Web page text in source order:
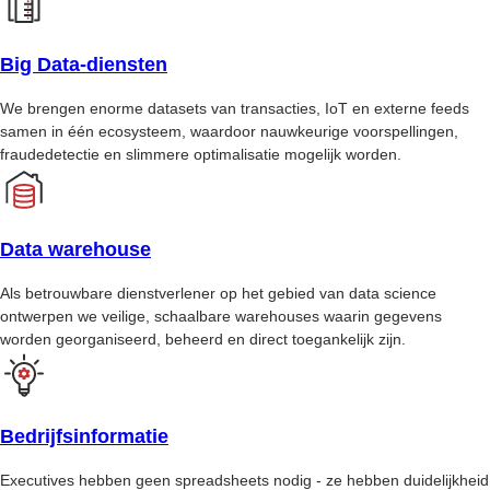
Big Data-diensten
We brengen enorme datasets van transacties, IoT en externe feeds
samen in één ecosysteem, waardoor nauwkeurige voorspellingen,
fraudedetectie en slimmere optimalisatie mogelijk worden.
Data warehouse
Als betrouwbare dienstverlener op het gebied van data science
ontwerpen we veilige, schaalbare warehouses waarin gegevens
worden georganiseerd, beheerd en direct toegankelijk zijn.
Bedrijfsinformatie
Executives hebben geen spreadsheets nodig - ze hebben duidelijkheid